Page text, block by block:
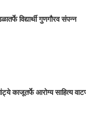
विद्यार्थी गुणगौरव संपन्न
काजूतर्फे आरोग्य साहित्य